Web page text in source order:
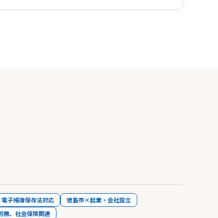
子帳簿保存法対応
徳島市×起業・会社設立
、社会保険関連